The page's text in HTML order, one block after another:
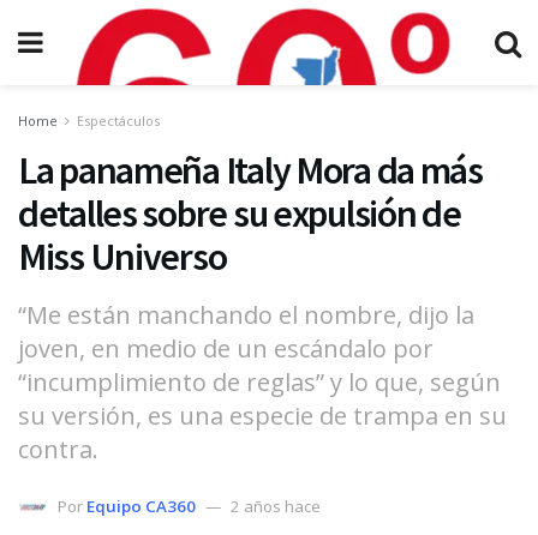
Home Espectáculos
La panameña Italy Mora da más
detalles sobre su expulsión de
Miss Universo
“Me están manchando el nombre, dijo la
joven, en medio de un escándalo por
“incumplimiento de reglas” y lo que, según
su versión, es una especie de trampa en su
contra.
Por Equipo CA360 2 años hace